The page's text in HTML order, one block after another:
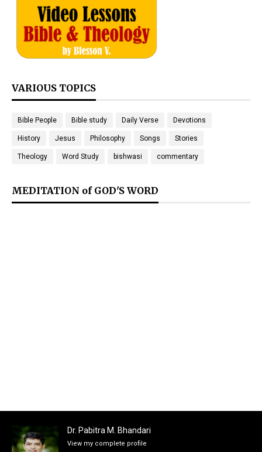
VARIOUS TOPICS
Bible People Bible study Daily Verse Devotions
History Jesus Philosophy Songs Stories
Theology Word Study bishwasi commentary
MEDITATION of GOD'S WORD
Dr. Pabitra M. Bhandari
View my complete profile